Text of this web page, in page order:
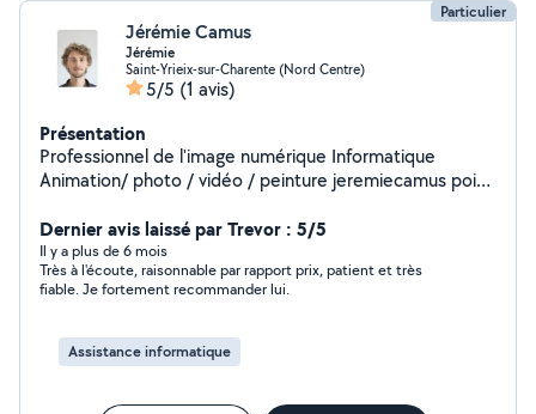
Particulier
Jérémie Camus
Jérémie
Saint-Yrieix-sur-Charente (Nord Centre)
5/5 (1 avis)
Présentation
Professionnel de l'image numérique Informatique
Animation/ photo / vidéo / peinture jeremiecamus point
Dernier avis laissé par Trevor : 5/5
Il y a plus de 6 mois
Très à l'écoute, raisonnable par rapport prix, patient et très
fiable. Je fortement recommander lui.
Assistance informatique